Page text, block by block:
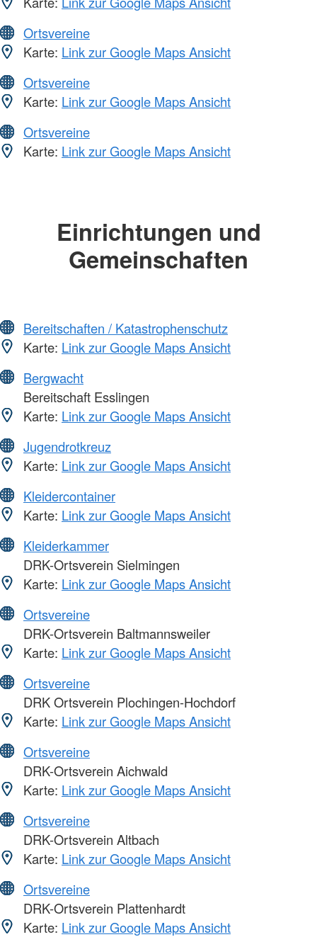
Ortsvereine
Karte: Link zur Google Maps Ansicht
Ortsvereine
Karte: Link zur Google Maps Ansicht
Ortsvereine
Karte: Link zur Google Maps Ansicht
Einrichtungen und
Gemeinschaften
Bereitschaften / Katastrophenschutz
Karte: Link zur Google Maps Ansicht
Bergwacht
Bereitschaft Esslingen
Karte: Link zur Google Maps Ansicht
Jugendrotkreuz
Karte: Link zur Google Maps Ansicht
Kleidercontainer
Karte: Link zur Google Maps Ansicht
Kleiderkammer
DRK-Ortsverein Sielmingen
Karte: Link zur Google Maps Ansicht
Ortsvereine
DRK-Ortsverein Baltmannsweiler
Karte: Link zur Google Maps Ansicht
Ortsvereine
DRK Ortsverein Plochingen-Hochdorf
Karte: Link zur Google Maps Ansicht
Ortsvereine
DRK-Ortsverein Aichwald
Karte: Link zur Google Maps Ansicht
Ortsvereine
DRK-Ortsverein Altbach
Karte: Link zur Google Maps Ansicht
Ortsvereine
DRK-Ortsverein Plattenhardt
Karte: Link zur Google Maps Ansicht